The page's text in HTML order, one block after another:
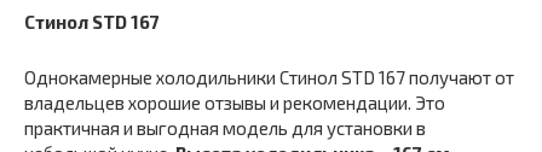
Стинол STD 167
Однокамерные холодильники Стинол STD 167 получают от
владельцев хорошие отзывы и рекомендации. Это
практичная и выгодная модель для установки в